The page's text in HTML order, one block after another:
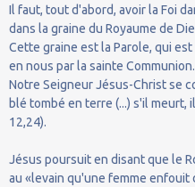
Il faut, tout d'abord, avoir la Foi
dans la graine du Royaume de
Cette graine est la Parole, qui
en nous par la sainte Communion.
Notre Seigneur Jésus-Christ se
blé tombé en terre (...) s'il meurt,
12,24).
Jésus poursuit en disant que le
au «levain qu'une femme enfouit